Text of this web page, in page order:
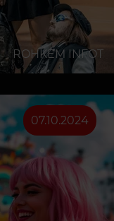
ROHKEM INFOT
07.10.2024